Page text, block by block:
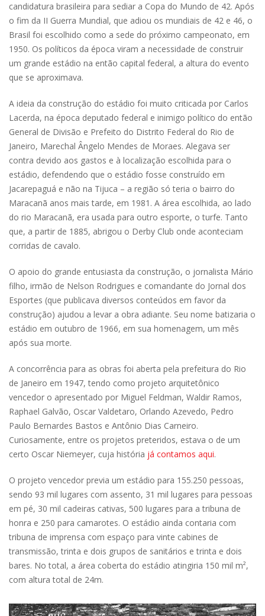
candidatura brasileira para sediar a Copa do Mundo de 42. Após
o fim da II Guerra Mundial, que adiou os mundiais de 42 e 46, o
Brasil foi escolhido como a sede do próximo campeonato, em
1950. Os políticos da época viram a necessidade de construir
um grande estádio na então capital federal, a altura do evento
que se aproximava.
A ideia da construção do estádio foi muito criticada por Carlos
Lacerda, na época deputado federal e inimigo político do então
General de Divisão e Prefeito do Distrito Federal do Rio de
Janeiro, Marechal Ângelo Mendes de Moraes. Alegava ser
contra devido aos gastos e à localização escolhida para o
estádio, defendendo que o estádio fosse construído em
Jacarepaguá e não na Tijuca – a região só teria o bairro do
Maracanã anos mais tarde, em 1981. A área escolhida, ao lado
do rio Maracanã, era usada para outro esporte, o turfe. Tanto
que, a partir de 1885, abrigou o Derby Club onde aconteciam
corridas de cavalo.
O apoio do grande entusiasta da construção, o jornalista Mário
filho, irmão de Nelson Rodrigues e comandante do Jornal dos
Esportes (que publicava diversos conteúdos em favor da
construção) ajudou a levar a obra adiante. Seu nome batizaria o
estádio em outubro de 1966, em sua homenagem, um mês
após sua morte.
A concorrência para as obras foi aberta pela prefeitura do Rio
de Janeiro em 1947, tendo como projeto arquitetônico
vencedor o apresentado por Miguel Feldman, Waldir Ramos,
Raphael Galvão, Oscar Valdetaro, Orlando Azevedo, Pedro
Paulo Bernardes Bastos e Antônio Dias Carneiro.
Curiosamente, entre os projetos preteridos, estava o de um
certo Oscar Niemeyer, cuja história já contamos aqui.
O projeto vencedor previa um estádio para 155.250 pessoas,
sendo 93 mil lugares com assento, 31 mil lugares para pessoas
em pé, 30 mil cadeiras cativas, 500 lugares para a tribuna de
honra e 250 para camarotes. O estádio ainda contaria com
tribuna de imprensa com espaço para vinte cabines de
transmissão, trinta e dois grupos de sanitários e trinta e dois
bares. No total, a área coberta do estádio atingiria 150 mil m²,
com altura total de 24m.